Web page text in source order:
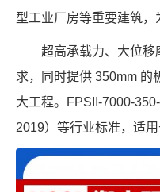
型工业厂房等重要建筑
超高承载力、大位移
求，同时提供 350mm 的
大工程。FPSII-7000-
2019）等行业标准，适